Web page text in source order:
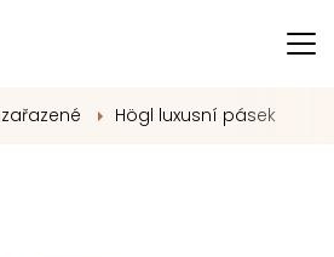
Högl luxusní pásek